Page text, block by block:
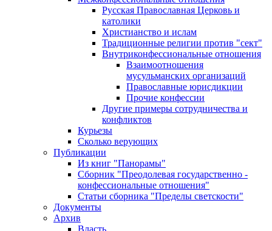
Русская Православная Церковь и
католики
Христианство и ислам
Традиционные религии против "сект"
Внутриконфессиональные отношения
Взаимоотношения
мусульманских организаций
Православные юрисдикции
Прочие конфессии
Другие примеры сотрудничества и
конфликтов
Курьезы
Сколько верующих
Публикации
Из книг "Панорамы"
Сборник "Преодолевая государственно -
конфессиональные отношения"
Статьи сборника "Пределы светскости"
Документы
Архив